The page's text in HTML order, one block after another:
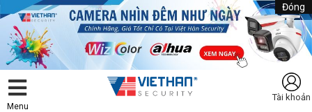
Đóng
Menu
Tài khoản